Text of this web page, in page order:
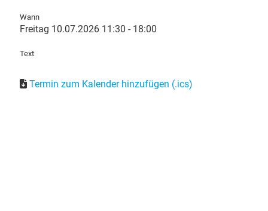
Wann
Freitag 10.07.2026 11:30 - 18:00
Text
Termin zum Kalender hinzufügen (.ics)